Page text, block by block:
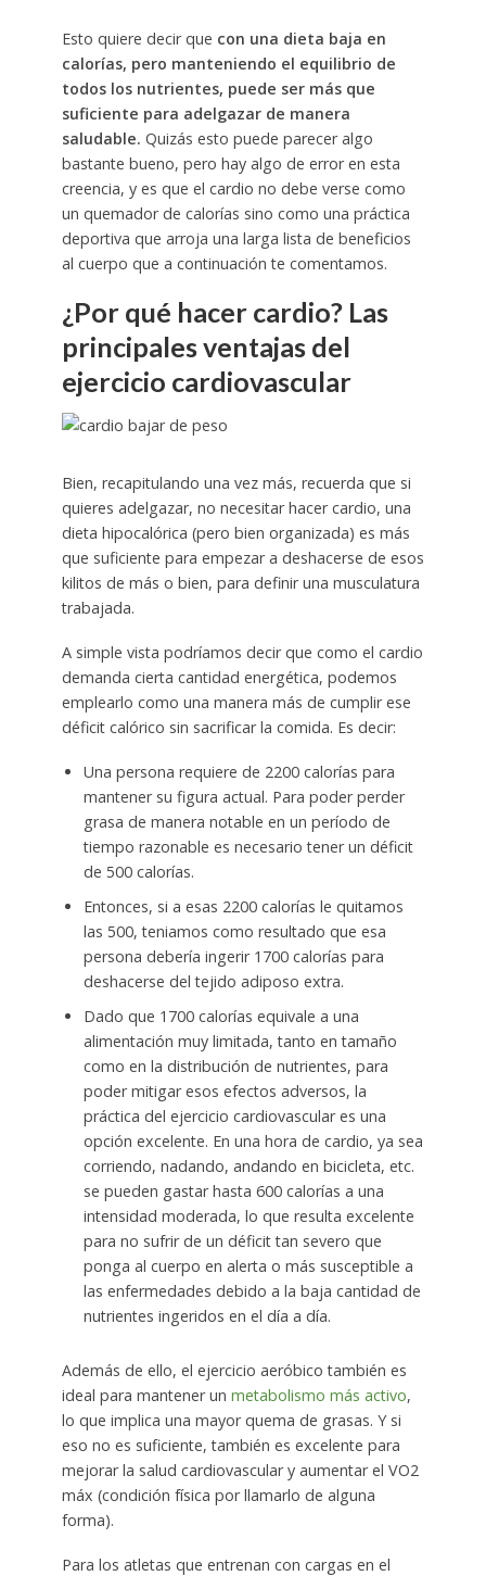
Esto quiere decir que con una dieta baja en
calorías, pero manteniendo el equilibrio de
todos los nutrientes, puede ser más que
suficiente para adelgazar de manera
saludable. Quizás esto puede parecer algo
bastante bueno, pero hay algo de error en esta
creencia, y es que el cardio no debe verse como
un quemador de calorías sino como una práctica
deportiva que arroja una larga lista de beneficios
al cuerpo que a continuación te comentamos.
¿Por qué hacer cardio? Las
principales ventajas del
ejercicio cardiovascular
Bien, recapitulando una vez más, recuerda que si
quieres adelgazar, no necesitar hacer cardio, una
dieta hipocalórica (pero bien organizada) es más
que suficiente para empezar a deshacerse de esos
kilitos de más o bien, para definir una musculatura
trabajada.
A simple vista podríamos decir que como el cardio
demanda cierta cantidad energética, podemos
emplearlo como una manera más de cumplir ese
déficit calórico sin sacrificar la comida. Es decir:
Una persona requiere de 2200 calorías para
mantener su figura actual. Para poder perder
grasa de manera notable en un período de
tiempo razonable es necesario tener un déficit
de 500 calorías.
Entonces, si a esas 2200 calorías le quitamos
las 500, teniamos como resultado que esa
persona debería ingerir 1700 calorías para
deshacerse del tejido adiposo extra.
Dado que 1700 calorías equivale a una
alimentación muy limitada, tanto en tamaño
como en la distribución de nutrientes, para
poder mitigar esos efectos adversos, la
práctica del ejercicio cardiovascular es una
opción excelente. En una hora de cardio, ya sea
corriendo, nadando, andando en bicicleta, etc.
se pueden gastar hasta 600 calorías a una
intensidad moderada, lo que resulta excelente
para no sufrir de un déficit tan severo que
ponga al cuerpo en alerta o más susceptible a
las enfermedades debido a la baja cantidad de
nutrientes ingeridos en el día a día.
Además de ello, el ejercicio aeróbico también es
ideal para mantener un metabolismo más activo,
lo que implica una mayor quema de grasas. Y si
eso no es suficiente, también es excelente para
mejorar la salud cardiovascular y aumentar el VO2
máx (condición física por llamarlo de alguna
forma).
Para los atletas que entrenan con cargas en el